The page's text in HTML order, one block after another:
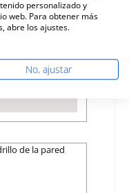
4-6 días
personalizado y
web. Para obtener más
abre los ajustes.
No, ajustar